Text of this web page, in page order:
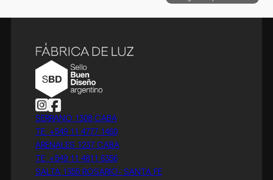
Follow us on Instagram
Follow us on Facebook
SERRANO 1308 CABA
TE: +549 11 4777 1460
ARENALES 1237 CABA
TE: +549 11 4811 6356
SALTA 1355 ROSARIO- SANTA FE